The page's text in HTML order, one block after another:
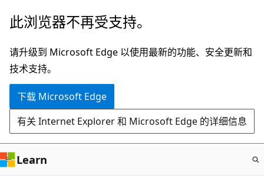
跳
主
要
内
此浏览器不再受支持。
请升级到 Microsoft Edge 以使用最新的功能、安全更新和
技术支持。
下载 Microsoft Edge
有关 Internet Explorer 和 Microsoft Edge 的详细信息
Learn